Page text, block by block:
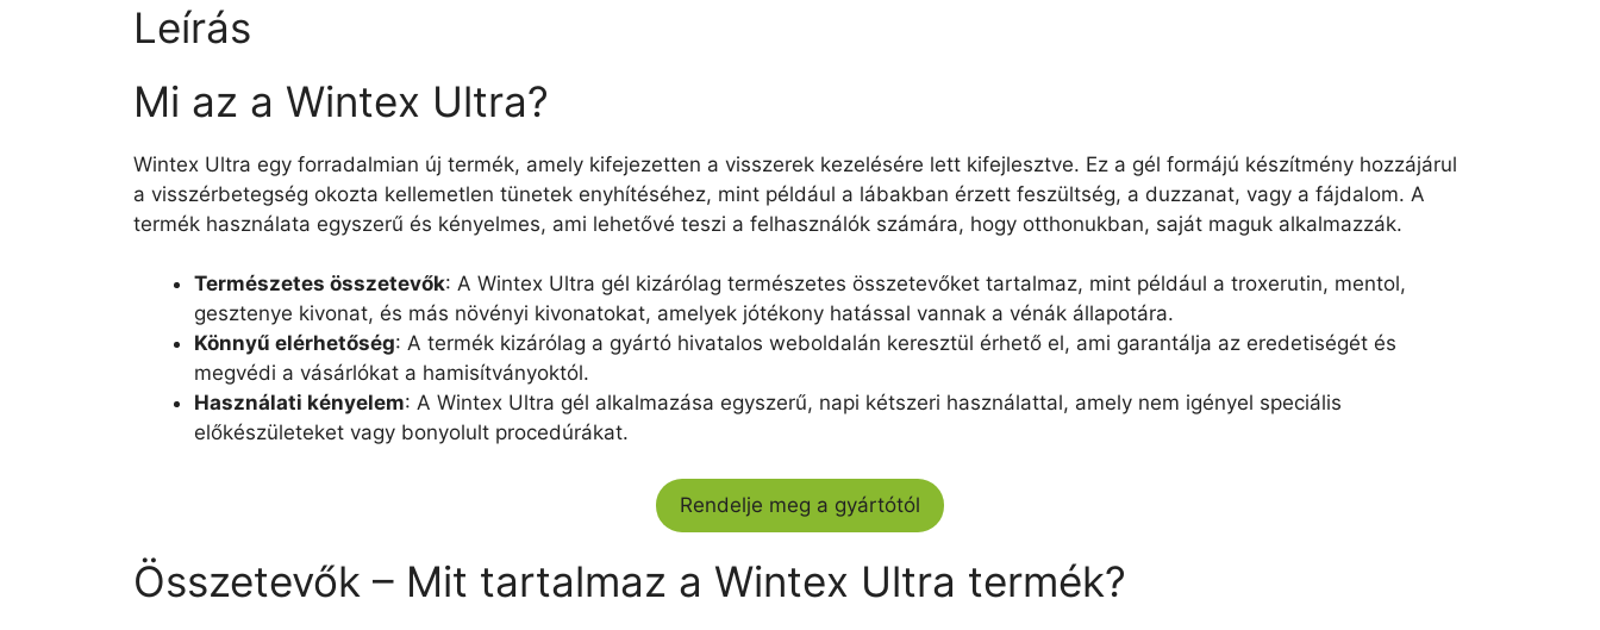
Leírás
Mi az a Wintex Ultra?
Wintex Ultra egy forradalmian új termék, amely kifejezetten a visszerek kezelésére lett kifejlesztve. Ez a gél formájú készítmény hozzájárul
a visszérbetegség okozta kellemetlen tünetek enyhítéséhez, mint például a lábakban érzett feszültség, a duzzanat, vagy a fájdalom. A
termék használata egyszerű és kényelmes, ami lehetővé teszi a felhasználók számára, hogy otthonukban, saját maguk alkalmazzák.
Természetes összetevők: A Wintex Ultra gél kizárólag természetes összetevőket tartalmaz, mint például a troxerutin, mentol,
gesztenye kivonat, és más növényi kivonatokat, amelyek jótékony hatással vannak a vénák állapotára.
Könnyű elérhetőség: A termék kizárólag a gyártó hivatalos weboldalán keresztül érhető el, ami garantálja az eredetiségét és
megvédi a vásárlókat a hamisítványoktól.
Használati kényelem: A Wintex Ultra gél alkalmazása egyszerű, napi kétszeri használattal, amely nem igényel speciális
előkészületeket vagy bonyolult procedúrákat.
Rendelje meg a gyártótól
Összetevők – Mit tartalmaz a Wintex Ultra termék?